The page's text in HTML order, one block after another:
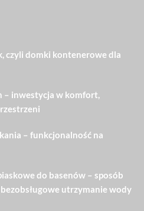
czyli domki kontenerowe dla
– inwestycja w komfort,
– funkcjonalność na
do basenów – sposób
utrzymanie wody